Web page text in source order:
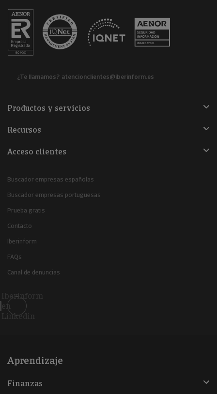
¿Te llamamos? atencionclientes@iberinform.es
Productos y servicios
Recursos
Acceso clientes
Buscador empresas españolas
Buscador empresas portuguesas
Prueba gratis
Contacto
Iberinform
FAQs
Canal de denuncias
Iberinform
en
Linkedin
Aprendizaje
Finanzas